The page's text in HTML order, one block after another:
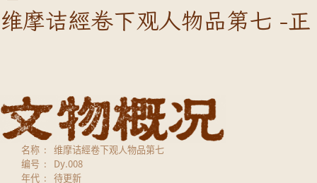
维摩诘經卷下观人物品第七 -正
名称
维摩诘經卷下观人物品第七
编号
Dy.008
年代
待更新